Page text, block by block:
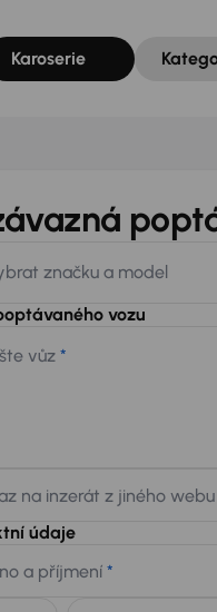
Karoserie
značku a model
vozu
vůz *
na inzerát z jiného webu
údaje
a příjmení *